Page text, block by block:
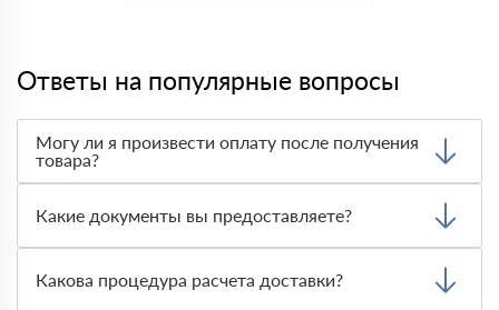
Ответы на популярные вопросы
Могу ли я произвести оплату после получения
товара?
Тем не менее, если качество полученных вами товаров
неприемлемо, вы можете отказаться от них.
Какие документы вы предоставляете?
как сертификаты подлинности, удостоверения качества
и транспортные документы, на каждый предлагаемый
Какова процедура расчета доставки?